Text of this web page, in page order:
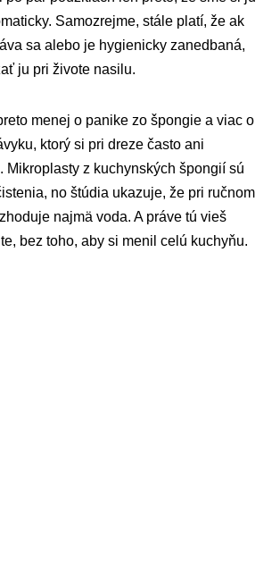
Samozrejme, stále platí, že ak
sa alebo je hygienicky zanedbaná,
ju pri živote nasilu.
menej o panike zo špongie a viac o
ktorý si pri dreze často ani
Mikroplasty z kuchynských špongií sú
no štúdia ukazuje, že pri ručnom
najmä voda. A práve tú vieš
bez toho, aby si menil celú kuchyňu.